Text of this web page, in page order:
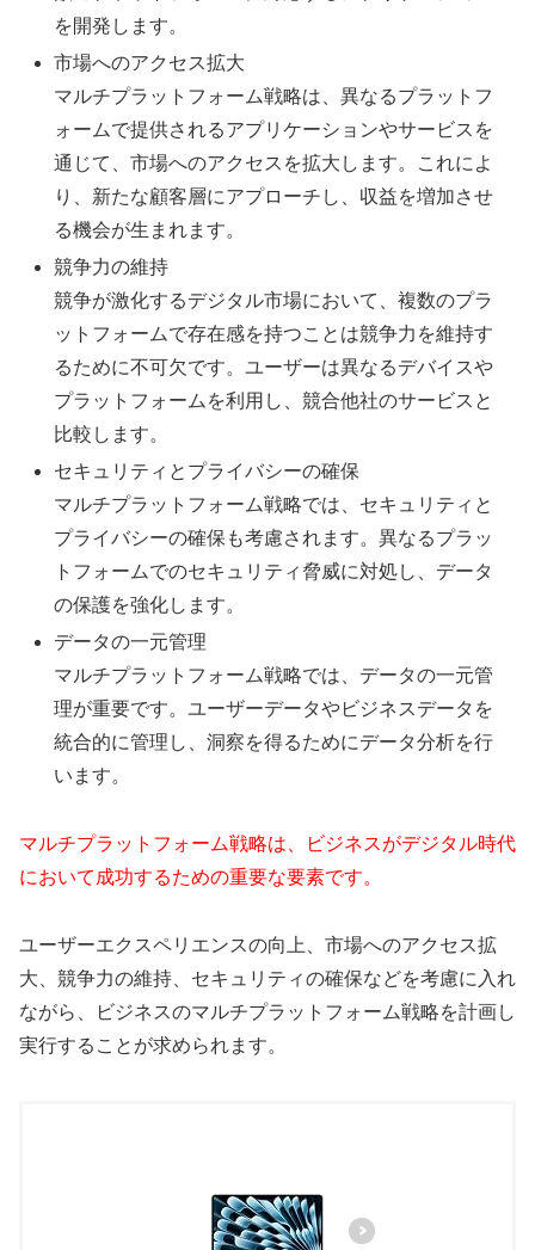
を開発します。
市場へのアクセス拡大
マルチプラットフォーム戦略は、異なるプラットフ
ォームで提供されるアプリケーションやサービスを
通じて、市場へのアクセスを拡大します。これによ
り、新たな顧客層にアプローチし、収益を増加させ
る機会が生まれます。
競争力の維持
競争が激化するデジタル市場において、複数のプラ
ットフォームで存在感を持つことは競争力を維持す
るために不可欠です。ユーザーは異なるデバイスや
プラットフォームを利用し、競合他社のサービスと
比較します。
セキュリティとプライバシーの確保
マルチプラットフォーム戦略では、セキュリティと
プライバシーの確保も考慮されます。異なるプラッ
トフォームでのセキュリティ脅威に対処し、データ
の保護を強化します。
データの一元管理
マルチプラットフォーム戦略では、データの一元管
理が重要です。ユーザーデータやビジネスデータを
統合的に管理し、洞察を得るためにデータ分析を行
います。
マルチプラットフォーム戦略は、ビジネスがデジタル時代
において成功するための重要な要素です。
ユーザーエクスペリエンスの向上、市場へのアクセス拡
大、競争力の維持、セキュリティの確保などを考慮に入れ
ながら、ビジネスのマルチプラットフォーム戦略を計画し
実行することが求められます。